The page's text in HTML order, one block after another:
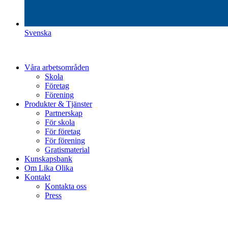
Svenska
Våra arbetsområden
Skola
Företag
Förening
Produkter & Tjänster
Partnerskap
För skola
För företag
För förening
Gratismaterial
Kunskapsbank
Om Lika Olika
Kontakt
Kontakta oss
Press